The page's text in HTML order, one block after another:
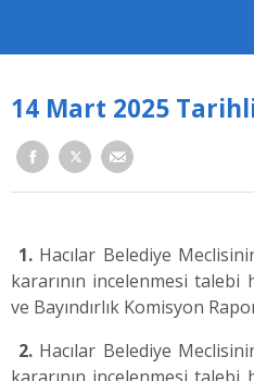
14 Mart 2025
1. Hacılar Belediye
kararının incelenmesi talebi
ve Bayındırlık Komisyon
2. Hacılar Belediye